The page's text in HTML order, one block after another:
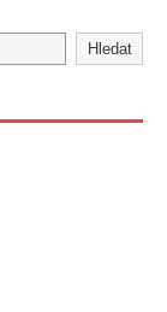
Hledat